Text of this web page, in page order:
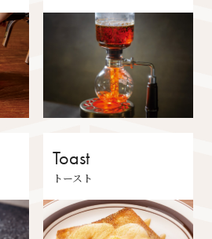
Toast
トースト